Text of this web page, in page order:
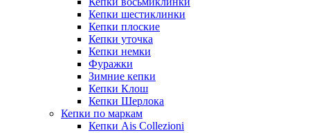
Кепки шестиклинки
Кепки плоские
Кепки уточка
Кепки немки
Фуражки
Зимние кепки
Кепки Клош
Кепки Шерлока
Кепки по маркам
Кепки Ais Collezioni